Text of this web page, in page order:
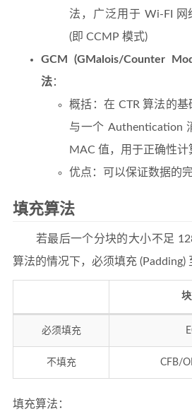
法，广泛用于 Wi-FI 网
(即 CCMP 模式)
GCM (GMalois/Counter
法：
概括：在 CTR 算法的
与一个 Authentication
MAC 值，用于正确性计
优点：可以保证数据的
填充算法
若最后一个分块的大小不足
算法的情况下，必须填充 (Padding)
必须填充
不填充 CFB/
填充算法：